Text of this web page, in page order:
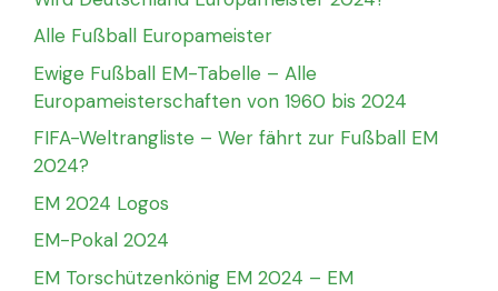
Alle Fußball Europameister
Ewige Fußball EM-Tabelle – Alle
Europameisterschaften von 1960 bis 2024
FIFA-Weltrangliste – Wer fährt zur Fußball EM
2024?
EM 2024 Logos
EM-Pokal 2024
EM Torschützenkönig EM 2024 – EM